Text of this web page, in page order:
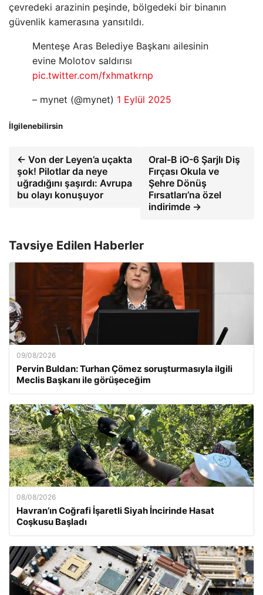
çevredeki arazinin peşinde, bölgedeki bir binanın
güvenlik kamerasına yansıtıldı.
Menteşe Aras Belediye Başkanı ailesinin
evine Molotov saldırısı
pic.twitter.com/fxhmatkrnp
– mynet (@mynet) 1 Eylül 2025
İlgilenebilirsin
← Von der Leyen’a uçakta
şok! Pilotlar da neye
uğradığını şaşırdı: Avrupa
bu olayı konuşuyor
Oral-B iO-6 Şarjlı Diş
Fırçası Okula ve
Şehre Dönüş
Fırsatları’na özel
indirimde →
Tavsiye Edilen Haberler
09/08/2026
Pervin Buldan: Turhan Çömez soruşturmasıyla ilgili
Meclis Başkanı ile görüşeceğim
08/08/2026
Havran’ın Coğrafi İşaretli Siyah İncirinde Hasat
Coşkusu Başladı